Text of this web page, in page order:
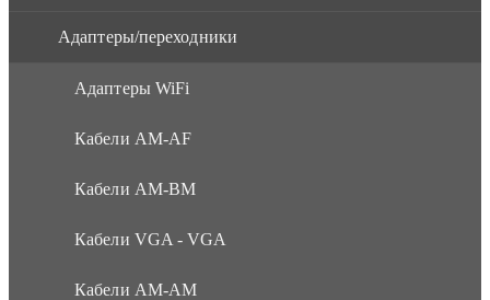
Адаптеры/переходники
Адаптеры WiFi
Кабели AM-AF
Кабели AM-BM
Кабели VGA - VGA
Кабели АМ-АМ